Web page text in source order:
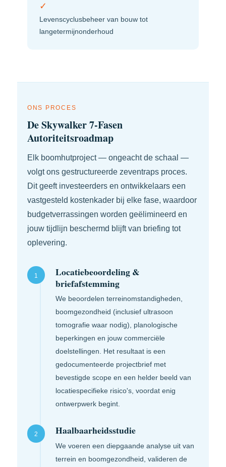
✓
Levenscyclusbeheer van bouw tot
langetermijn­onderhoud
ONS PROCES
De Skywalker 7-Fasen
Autoriteitsroadmap
Elk boomhutproject — ongeacht de schaal —
volgt ons gestructureerde zeventraps proces.
Dit geeft investeerders en ontwikkelaars een
vastgesteld kostenkader bij elke fase, waardoor
budgetverrassingen worden geëlimineerd en
jouw tijdlijn beschermd blijft van briefing tot
oplevering.
1
Locatiebeoordeling &
briefafstemming
We beoordelen terreinomstandig­heden,
boomgezondheid (inclusief ultrasoon
tomografie waar nodig), planologische
beperkingen en jouw commerciële
doelstellingen. Het resultaat is een
gedocumenteerde projectbrief met
bevestigde scope en een helder beeld van
locatiespecifieke risico's, voordat enig
ontwerpwerk begint.
2 Haalbaarheidsstudie
We voeren een diepgaande analyse uit van
terrein en boomgezondheid, valideren de